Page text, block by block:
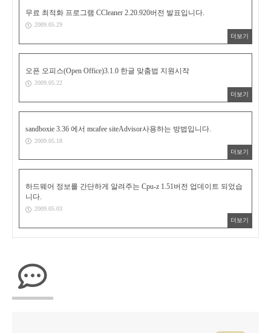
무료 최적화 프로그램 CCleaner 2.20.920버전 발표입니다.
2009.05.29
더보기
오픈 오피스(Open Office)3.1.0 한글 맞춤법 지원시작
2009.05.22
더보기
sandboxie 3.36 에서 mcafee siteAdvisor사용하는 방법입니다.
2009.05.18
더보기
하드웨어 정보를 간단하게 알려주는 Cpu-z 1.51버전 업데이트 되었습
니다.
2009.05.03
더보기